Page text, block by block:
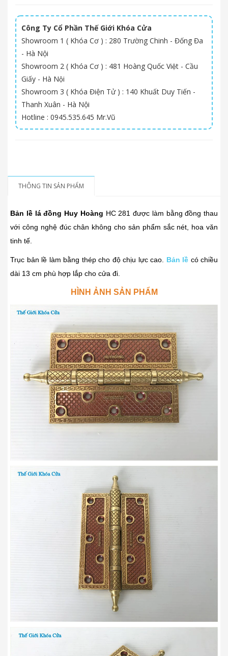
Công Ty Cổ Phần Thế Giới Khóa Cửa
Showroom 1 ( Khóa Cơ ) : 280 Trường Chinh - Đống Đa
- Hà Nội
Showroom 2 ( Khóa Cơ ) : 481 Hoàng Quốc Việt - Cầu
Giấy - Hà Nội
Showroom 3 ( Khóa Điện Tử ) : 140 Khuất Duy Tiến -
Thanh Xuân - Hà Nội
Hotline : 0945.535.645 Mr.Vũ
THÔNG TIN SẢN PHẨM
Bản lề lá đồng Huy Hoàng HC 281 được làm bằng đồng thau
với công nghệ đúc chân không cho sản phẩm sắc nét, hoa văn
tinh tế.
Trục bản lề làm bằng thép cho độ chịu lực cao. Bản lề có chiều
dài 13 cm phù hợp lắp cho cửa đi.
HÌNH ẢNH SẢN PHẨM